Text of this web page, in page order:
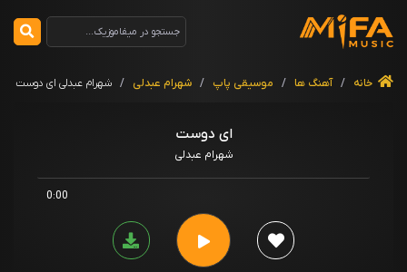
خانه / آهنگ ها / موسیقی پاپ / شهرام عبدلی / شهرام عبدلی ای دوست
ای دوست
شهرام عبدلی
0:00